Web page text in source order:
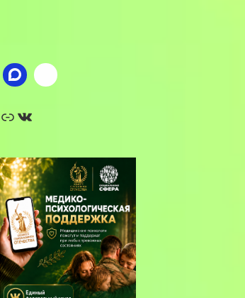
Ссылка